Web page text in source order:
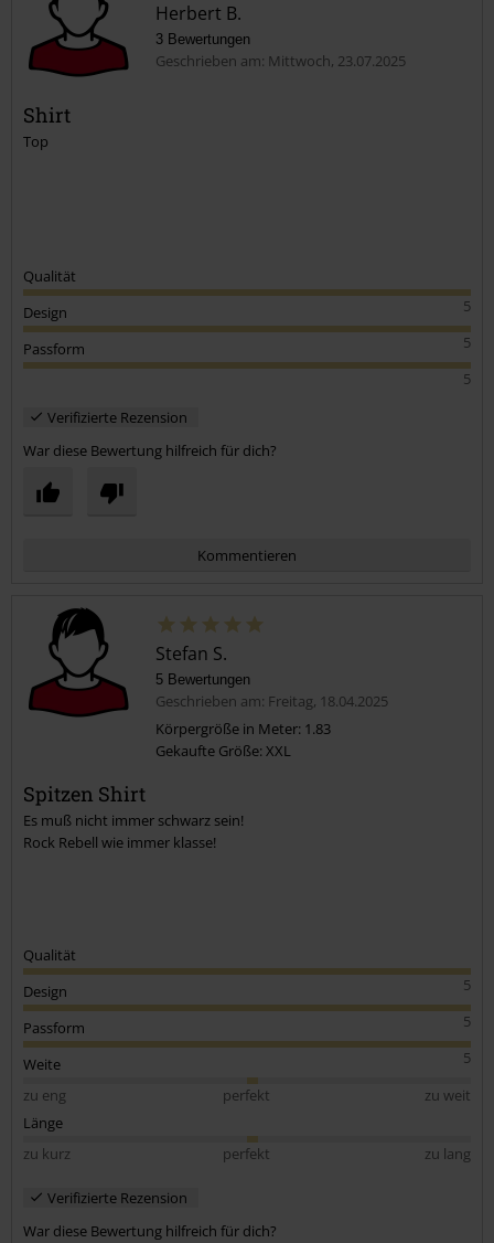
Kommentar jetzt abschicken!
Herbert B.
3 Bewertungen
Geschrieben am: Mittwoch, 23.07.2025
Shirt
Top
Qualität
5
Design
5
Passform
5
Verifizierte Rezension
War diese Bewertung hilfreich für dich?
Kommentieren
Kommentar jetzt abschicken!
Stefan S.
5 Bewertungen
Geschrieben am: Freitag, 18.04.2025
Körpergröße in Meter: 1.83
Gekaufte Größe: XXL
Spitzen Shirt
Es muß nicht immer schwarz sein!
Rock Rebell wie immer klasse!
Qualität
5
Design
5
Passform
5
Weite
zu eng
perfekt
zu weit
Länge
zu kurz
perfekt zu lang
Verifizierte Rezension
War diese Bewertung hilfreich für dich?